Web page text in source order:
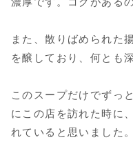
また、散りばめられた
を醸しており、何とも
このスープだけでずっ
にこの店を訪れた時に
れていると思いました